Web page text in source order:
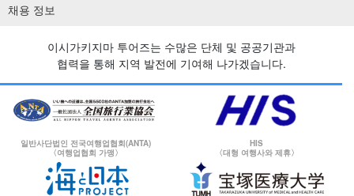
채용 정보
이시가키지마 투어즈는 수많은 단체 및 공공기관과
협력을 통해 지역 발전에 기여해 나가겠습니다.
일반사단법인 전국여행업협회(ANTA)
〈여행업협회 가맹〉
HIS
〈대형 여행사와 제휴〉